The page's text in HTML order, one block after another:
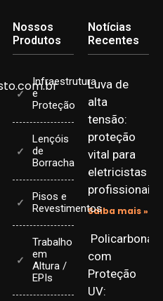
Nossos
Produtos
Infraestrutura
e
Proteção
Lençóis
de
Borracha
Pisos e
Revestimentos
Trabalho
em
Altura /
EPIs
Notícias
Recentes
Luva de
alta
tensão:
proteção
vital para
eletricistas
profissionais
Saiba mais »
com
Proteção
UV: